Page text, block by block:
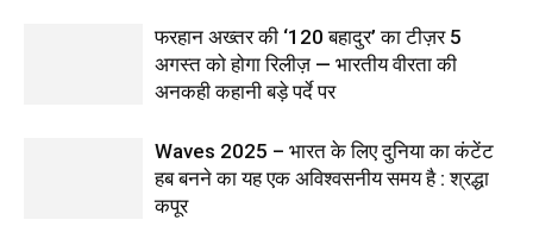
फरहान अख्तर की ‘120 बहादुर’ का टीज़र 5
अगस्त को होगा रिलीज़ — भारतीय वीरता की
अनकही कहानी बड़े पर्दे पर
Waves 2025 – भारत के लिए दुनिया का कंटेंट
हब बनने का यह एक अविश्वसनीय समय है : श्रद्धा
कपूर